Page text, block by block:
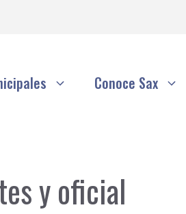
Conoce Sax
y oficial